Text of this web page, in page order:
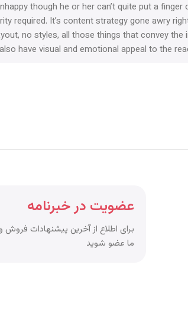
though he or her can’t quite put a
required. It’s content strategy gone awry
no styles, all those things that convey
have visual and emotional appeal to the
عضویت در خبرنامه
برای اطلاع از آخرین پیشنهادات فروش
ما عضو شوید